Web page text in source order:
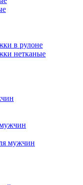
в рулоне
нетканые
мужчин